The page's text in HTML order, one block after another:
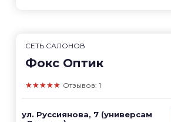
СЕТЬ САЛОНОВ
Фокс Оптик
★★★★★ Отзывов: 1
ул. Руссиянова, 7 (универсам